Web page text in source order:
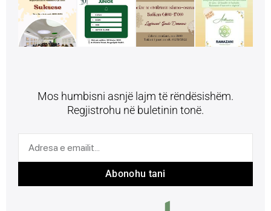
Mos humbisni asnjë lajm të rëndësishëm.
Regjistrohu në buletinin tonë.
Abonohu tani